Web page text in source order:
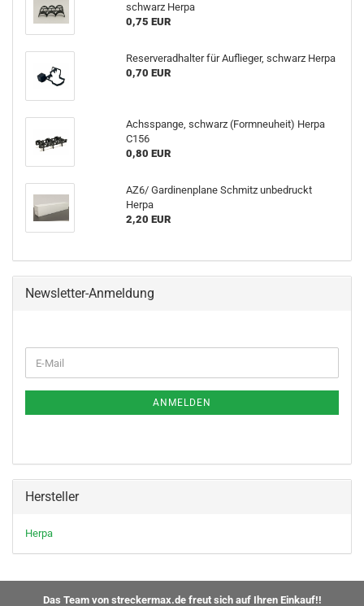
schwarz Herpa
0,75 EUR
Reserveradhalter für Auflieger, schwarz Herpa
0,70 EUR
Achsspange, schwarz (Formneuheit) Herpa
C156
0,80 EUR
AZ6/ Gardinenplane Schmitz unbedruckt
Herpa
2,20 EUR
Newsletter-Anmeldung
ZUR
E-
Mail
ANMELDEN
Hersteller
Herpa
Das Team von streckermax.de freut sich auf Ihren Einkauf!!